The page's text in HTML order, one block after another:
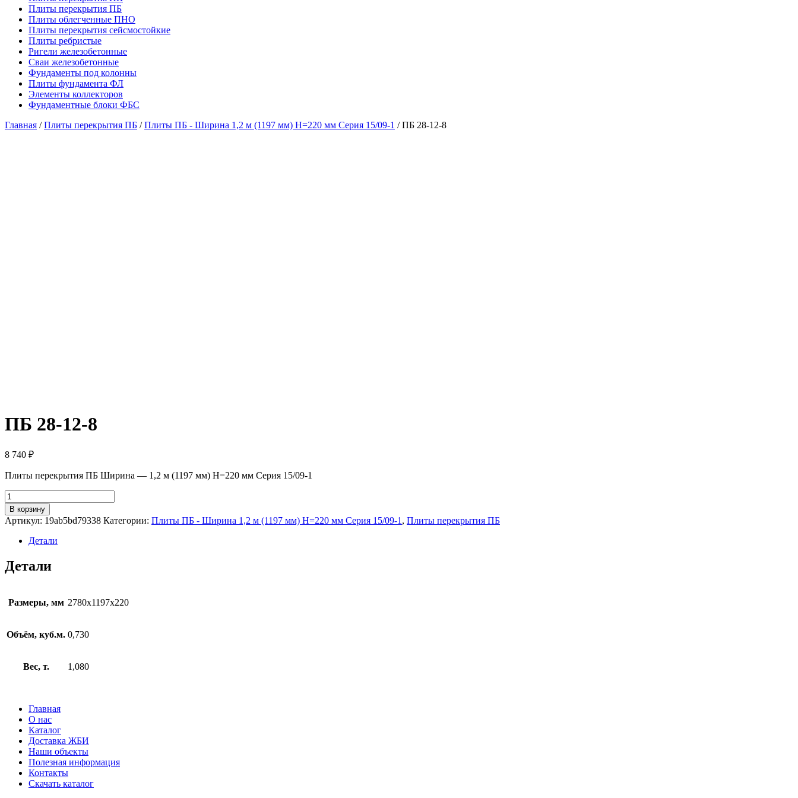
Плиты перекрытия ПБ
Плиты облегченные ПНО
Плиты перекрытия сейсмостойкие
Плиты ребристые
Ригели железобетонные
Сваи железобетонные
Фундаменты под колонны
Плиты фундамента ФЛ
Элементы коллекторов
Фундаментные блоки ФБС
Главная /Плиты перекрытия ПБ /Плиты ПБ - Ширина 1,2 м (1197 мм) H=220 мм Серия 15/09-1 / ПБ 28-12-8
ПБ 28-12-8
8 740 ₽
Плиты перекрытия ПБ Ширина — 1,2 м (1197 мм) H=220 мм Серия 15/09-1
Количество
товара
ПБ
28-
В корзину
Артикул: 19ab5bd79338 Категории: Плиты ПБ - Ширина 1,2 м (1197 мм) H=220 мм Серия 15/09-1 , Плиты перекрытия ПБ
Детали
Детали
Размеры, мм 2780х1197х220
Объём, куб.м. 0,730
Вес, т. 1,080
Главная
О нас
Каталог
Доставка ЖБИ
Наши объекты
Полезная информация
Контакты
Скачать каталог